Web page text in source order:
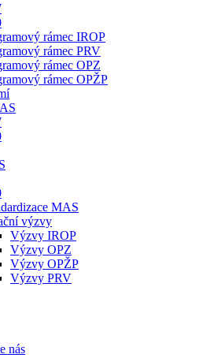
rámec IROP
rámec PRV
rámec OPZ
rámec OPŽP
MAS
výzvy
Výzvy IROP
Výzvy OPZ
Výzvy OPŽP
Výzvy PRV
nás